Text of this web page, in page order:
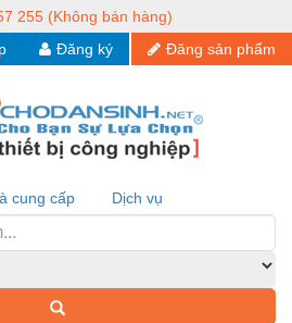
255 (Không bán hàng)
Đăng sản phẩm
Đăng ký
cung cấp Dịch vụ